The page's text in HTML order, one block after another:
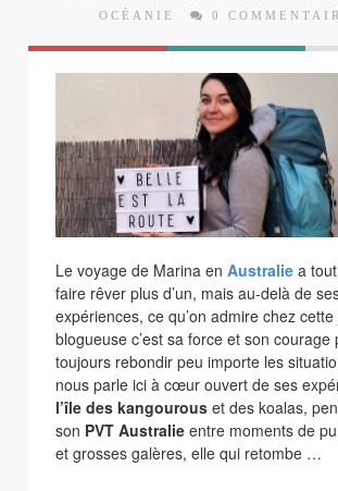
OCÉANIE
0
Le voyage de Marina enAustralie a
faire rêver plus d’un, mais au-delà de
expériences, ce qu’on admire chez
blogueuse c’est sa force et son courage
toujours rebondir peu importe les
nous parle ici à cœur ouvert de ses
l’île des kangourous et des koalas,
son PVT Australieentre moments de
et grosses galères, elle qui retombe …